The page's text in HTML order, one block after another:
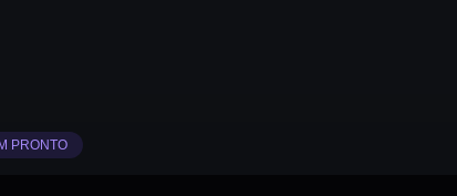
PRONTO